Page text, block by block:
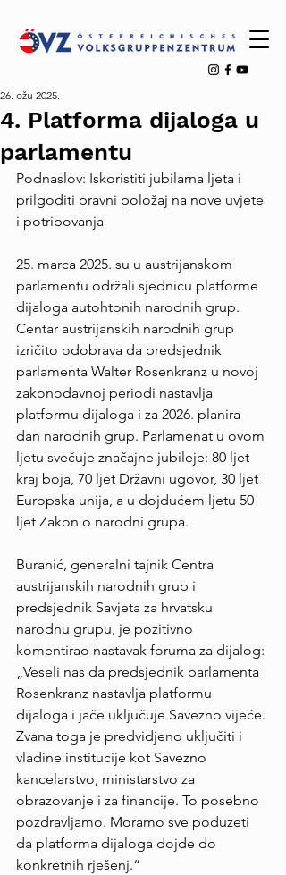
4. Platforma dijaloga u
parlamentu
26. ožu 2025.
Podnaslov: Iskoristiti jubilarna ljeta i
prilgoditi pravni položaj na nove uvjete
i potribovanja
25. marca 2025. su u austrijanskom
parlamentu održali sjednicu platforme
dijaloga autohtonih narodnih grup.
Centar austrijanskih narodnih grup
izričito odobrava da predsjednik
parlamenta Walter Rosenkranz u novoj
zakonodavnoj periodi nastavlja
platformu dijaloga i za 2026. planira
dan narodnih grup. Parlamenat u ovom
ljetu svečuje značajne jubileje: 80 ljet
kraj boja, 70 ljet Državni ugovor, 30 ljet
Europska unija, a u dojdućem ljetu 50
ljet Zakon o narodni grupa.
Buranić, generalni tajnik Centra
austrijanskih narodnih grup i
predsjednik Savjeta za hrvatsku
narodnu grupu, je pozitivno
komentirao nastavak foruma za dijalog:
„Veseli nas da predsjednik parlamenta
Rosenkranz nastavlja platformu
dijaloga i jače uključuje Savezno vijeće.
Zvana toga je predvidjeno uključiti i
vladine institucije kot Savezno
kancelarstvo, ministarstvo za
obrazovanje i za financije. To posebno
pozdravljamo. Moramo sve poduzeti
da platforma dijaloga dojde do
konkretnih rješenj.“